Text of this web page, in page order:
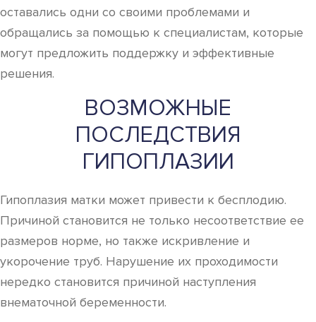
оставались одни со своими проблемами и
обращались за помощью к специалистам, которые
могут предложить поддержку и эффективные
решения.
ВОЗМОЖНЫЕ
ПОСЛЕДСТВИЯ
ГИПОПЛАЗИИ
Гипоплазия матки может привести к бесплодию.
Причиной становится не только несоответствие ее
размеров норме, но также искривление и
укорочение труб. Нарушение их проходимости
нередко становится причиной наступления
внематочной беременности.